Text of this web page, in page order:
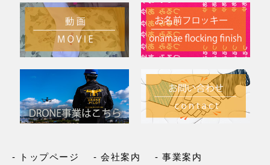
トップページ 会社案内
事業案内